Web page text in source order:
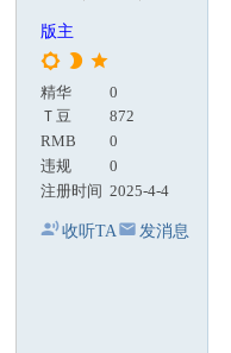
版主
精华
0
Ｔ豆
872
RMB
0
违规
0
注册时间 2025-4-4
收听TA 发消息